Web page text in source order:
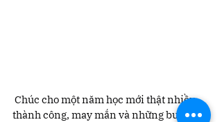
Chúc cho một năm học mới thật nhiều
thành công, may mắn và những bước